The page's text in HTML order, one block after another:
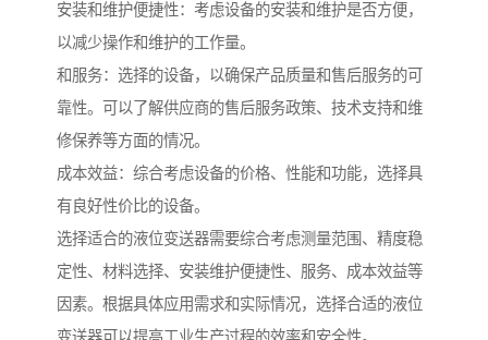
安装和维护便捷性：考虑设备的安装和维护是否方便，
以减少操作和维护的工作量。
和服务：选择的设备，以确保产品质量和售后服务的可
靠性。可以了解供应商的售后服务政策、技术支持和维
修保养等方面的情况。
成本效益：综合考虑设备的价格、性能和功能，选择具
有良好性价比的设备。
选择适合的液位变送器需要综合考虑测量范围、精度稳
定性、材料选择、安装维护便捷性、服务、成本效益等
因素。根据具体应用需求和实际情况，选择合适的液位